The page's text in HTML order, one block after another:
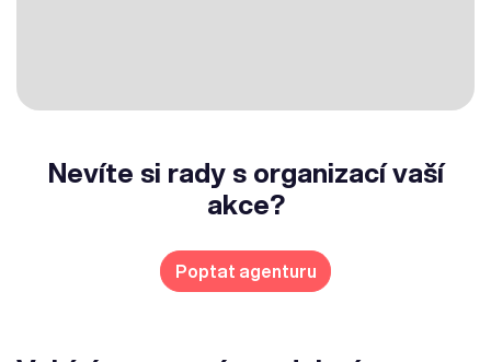
Nevíte si rady s organizací vaší
akce?
Poptat agenturu